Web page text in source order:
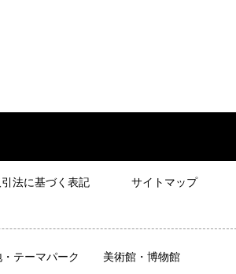
法に基づく表記
サイトマップ
テーマパーク 美術館・博物館